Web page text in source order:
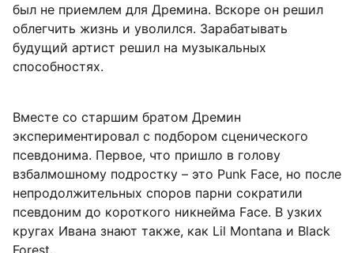
был не приемлем для Дремина. Вскоре он решил
облегчить жизнь и уволился. Зарабатывать
будущий артист решил на музыкальных
способностях.
Вместе со старшим братом Дремин
экспериментировал с подбором сценического
псевдонима. Первое, что пришло в голову
взбалмошному подростку – это Punk Face, но после
непродолжительных споров парни сократили
псевдоним до короткого никнейма Face. В узких
кругах Ивана знают также, как Lil Montana и Black